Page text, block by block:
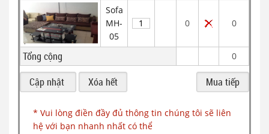
Sofa
MH-
05
0 0
Tổng cộng 0
* Vui lòng điền đầy đủ thông tin chúng tôi sẽ liên
hệ với bạn nhanh nhất có thể